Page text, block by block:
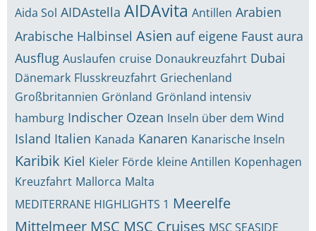
Aida Sol AIDAstella AIDAvita Antillen Arabien
Arabische Halbinsel Asien auf eigene Faust aura
Ausflug Auslaufen cruise Donaukreuzfahrt Dubai
Dänemark Flusskreuzfahrt Griechenland
Großbritannien Grönland Grönland intensiv
hamburg Indischer Ozean Inseln über dem Wind
Island Italien Kanada Kanaren Kanarische Inseln
Karibik Kiel Kieler Förde kleine Antillen Kopenhagen
Kreuzfahrt Mallorca Malta
MEDITERRANE HIGHLIGHTS 1 Meerelfe
Mittelmeer MSC MSC Cruises MSC SEASIDE